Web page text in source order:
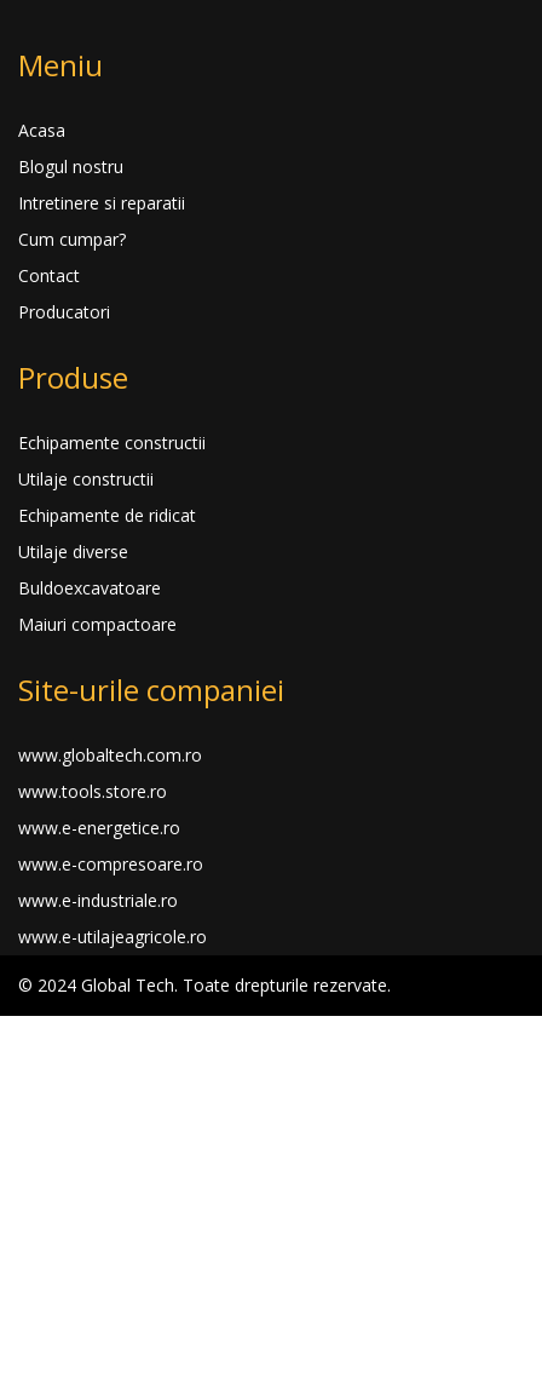
Meniu
Acasa
Blogul nostru
Intretinere si reparatii
Cum cumpar?
Contact
Producatori
Produse
Echipamente constructii
Utilaje constructii
Echipamente de ridicat
Utilaje diverse
Buldoexcavatoare
Maiuri compactoare
Site-urile companiei
www.globaltech.com.ro
www.tools.store.ro
www.e-energetice.ro
www.e-compresoare.ro
www.e-industriale.ro
www.e-utilajeagricole.ro
© 2024 Global Tech. Toate drepturile rezervate.